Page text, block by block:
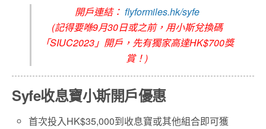
開戶連結： flyformiles.hk/syfe
(記得要喺9月30日或之前，用小斯兌換碼
「SIUC2023」開戶，先有獨家高達HK$700獎
賞！)
Syfe收息寶小斯開戶優惠
首次投入HK$35,000到收息寶或其他組合即可獲